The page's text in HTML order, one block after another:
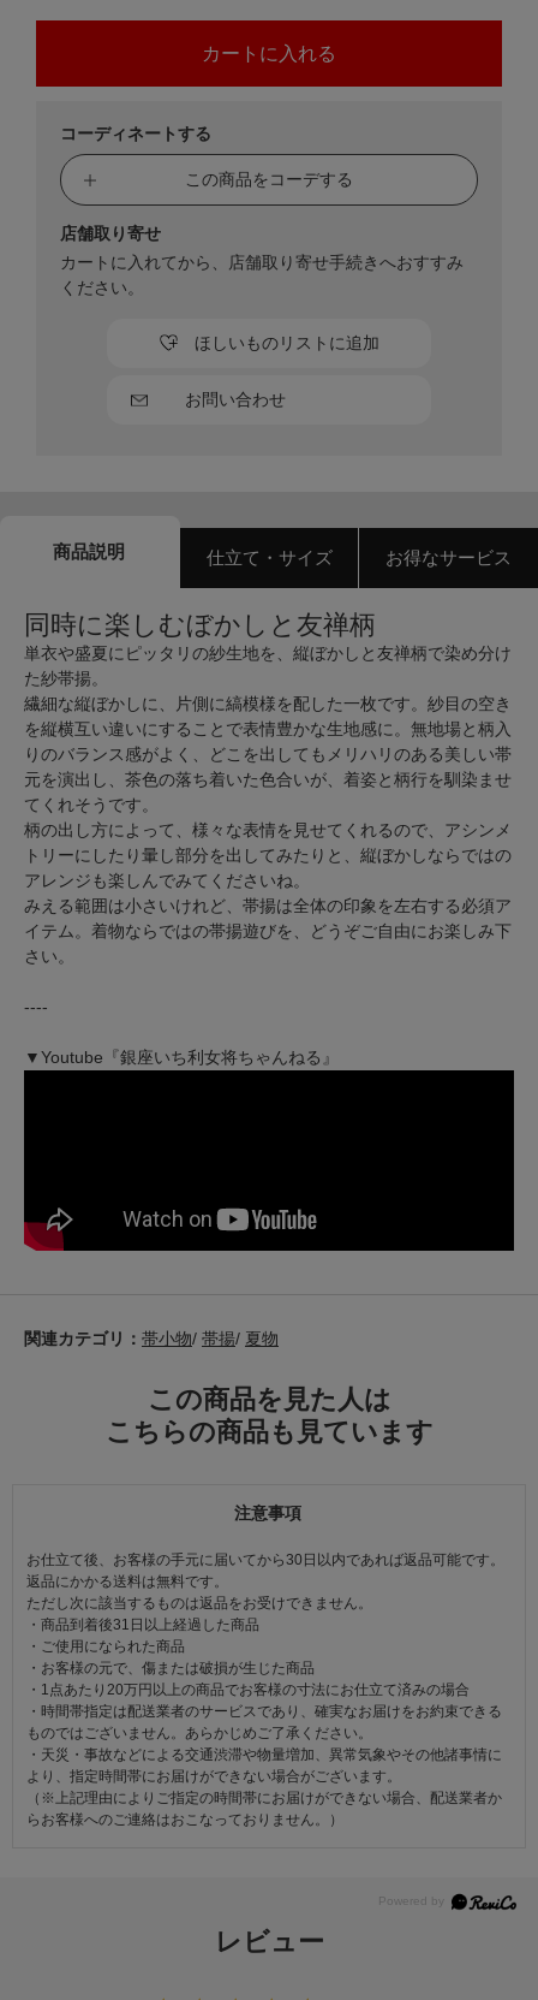
コーディネートする
この商品をコーデする
お問い合わせ
ほしいものリストに追加
店舗取り寄せ
カートに入れてから、店舗取り寄せ手続きへおすすみ
ください。
商品説明 仕立て・サイズ お得なサービス
同時に楽しむぼかしと友禅柄
単衣や盛夏にピッタリの紗生地を、縦ぼかしと友禅柄で染め分け
た紗帯揚。
繊細な縦ぼかしに、片側に縞模様を配した一枚です。紗目の空き
を縦横互い違いにすることで表情豊かな生地感に。無地場と柄入
りのバランス感がよく、どこを出してもメリハリのある美しい帯
元を演出し、茶色の落ち着いた色合いが、着姿と柄行を馴染ませ
てくれそうです。
柄の出し方によって、様々な表情を見せてくれるので、アシンメ
トリーにしたり暈し部分を出してみたりと、縦ぼかしならではの
アレンジも楽しんでみてくださいね。
みえる範囲は小さいけれど、帯揚は全体の印象を左右する必須ア
イテム。着物ならではの帯揚遊びを、どうぞご自由にお楽しみ下
さい。
----
▼Youtube『銀座いち利女将ちゃんねる』
関連カテゴリ： 帯小物/ 帯揚/ 夏物
この商品を見た人は
こちらの商品も見ています
注意事項
お仕立て後、お客様の手元に届いてから30日以内であれば返品可能です。
返品にかかる送料は無料です。
ただし次に該当するものは返品をお受けできません。
・商品到着後31日以上経過した商品
・ご使用になられた商品
・お客様の元で、傷または破損が生じた商品
・1点あたり20万円以上の商品でお客様の寸法にお仕立て済みの場合
・時間帯指定は配送業者のサービスであり、確実なお届けをお約束できる
ものではございません。あらかじめご了承ください。
・天災・事故などによる交通渋滞や物量増加、異常気象やその他諸事情に
より、指定時間帯にお届けができない場合がございます。
（※上記理由によりご指定の時間帯にお届けができない場合、配送業者か
らお客様へのご連絡はおこなっておりません。）
レビュー